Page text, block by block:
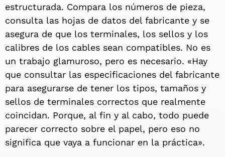
estructurada. Compara los números de pieza,
consulta las hojas de datos del fabricante y se
asegura de que los terminales, los sellos y los
calibres de los cables sean compatibles. No es
un trabajo glamuroso, pero es necesario. «Hay
que consultar las especificaciones del fabricante
para asegurarse de tener los tipos, tamaños y
sellos de terminales correctos que realmente
coincidan. Porque, al fin y al cabo, todo puede
parecer correcto sobre el papel, pero eso no
significa que vaya a funcionar en la práctica».